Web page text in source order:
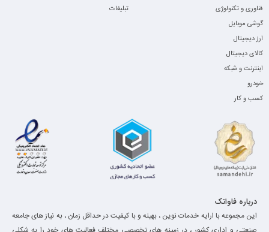
فناوری و تکنولوژی
گوشی موبایل
ارز دیجیتال
کالای دیجیتال
اینترنت و شبکه
خودرو
کسب و کار
تبلیغات
درباره فاواتک
این مجموعه با ارایه خدمات نوین ، بهینه و با کیفیت در حداقل زمان ، به نیاز های جامعه